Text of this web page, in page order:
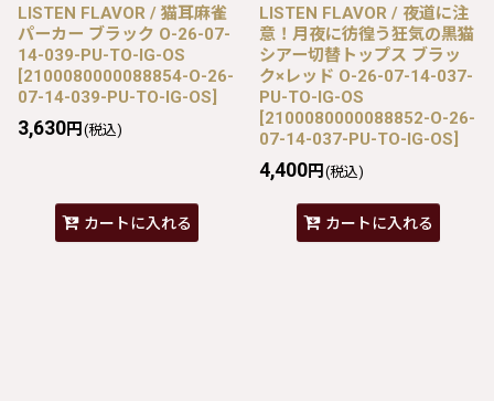
LISTEN FLAVOR / 猫耳麻雀
パーカー ブラック O-26-07-
14-039-PU-TO-IG-OS
[2100080000088854-O-26-
07-14-039-PU-TO-IG-OS]
3,630円 (税込)
カートに入れる
LISTEN FLAVOR / 夜道に注
意！月夜に彷徨う狂気の黒猫
シアー切替トップス ブラッ
ク×レッド O-26-07-14-037-
PU-TO-IG-OS
[2100080000088852-O-26-
07-14-037-PU-TO-IG-OS]
4,400円 (税込)
カートに入れる